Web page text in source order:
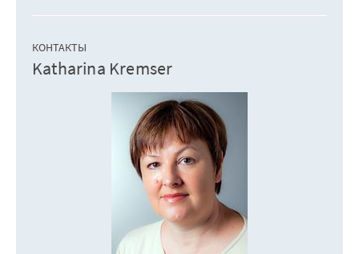
КОНТАКТЫ
Katharina Kremser